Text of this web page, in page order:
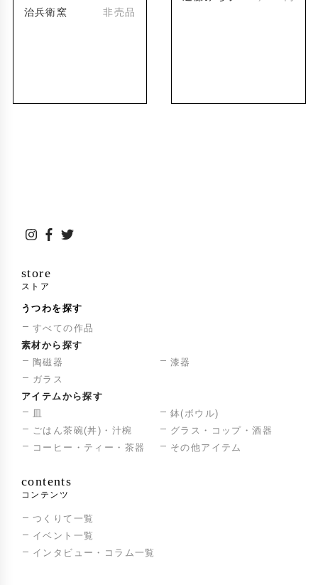
治兵衛窯
非売品
store
ストア
うつわを探す
すべての作品
素材から探す
陶磁器
漆器
ガラス
アイテムから探す
皿
鉢(ボウル)
ごはん茶碗(丼)・汁椀
グラス・コップ・酒器
コーヒー・ティー・茶器
その他アイテム
contents
コンテンツ
つくりて一覧
イベント一覧
インタビュー・コラム一覧